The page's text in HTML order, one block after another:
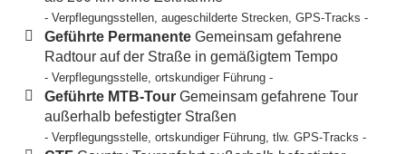
- Verpflegungsstellen, augeschilderte Strecken, GPS-Tracks -
Geführte Permanente Gemeinsam gefahrene
Radtour auf der Straße in gemäßigtem Tempo
- Verpflegungsstelle, ortskundiger Führung -
Geführte MTB-Tour Gemeinsam gefahrene Tour
außerhalb befestigter Straßen
- Verpflegungsstelle, ortskundiger Führung, tlw. GPS-Tracks -